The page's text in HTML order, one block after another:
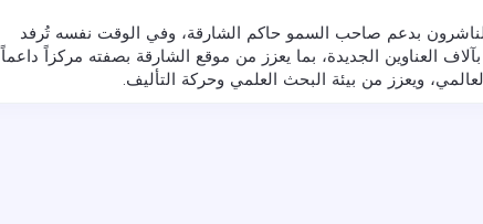
بدعم صاحب السمو حاكم الشارقة، وفي الوقت نفسه تُرفد
العناوين الجديدة، بما يعزز من موقع الشارقة بصفته مركزاً داعماً
ويعزز من بيئة البحث العلمي وحركة التأليف.